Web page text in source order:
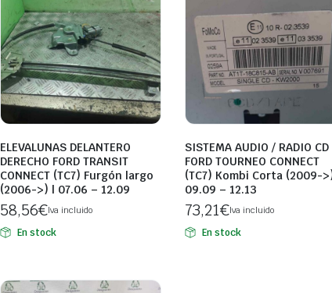
ELEVALUNAS DELANTERO
DERECHO FORD TRANSIT
CONNECT (TC7) Furgón largo
(2006->) | 07.06 – 12.09
58,56€Iva incluido
En stock
SISTEMA AUDIO / RADIO CD
FORD TOURNEO CONNECT
(TC7) Kombi Corta (2009-
09.09 – 12.13
73,21€Iva incluido
En stock